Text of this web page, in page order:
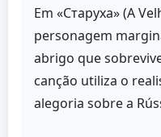
Em «Старуха» (A
personagem
abrigo que
canção utiliza o
alegoria sobre a